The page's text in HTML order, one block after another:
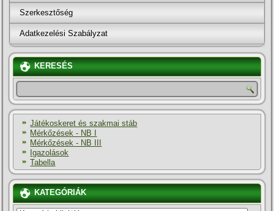
Szerkesztőség
Adatkezelési Szabályzat
KERESÉS
Játékoskeret és szakmai stáb
Mérkőzések - NB I
Mérkőzések - NB III
Igazolások
Tabella
KATEGÓRIÁK